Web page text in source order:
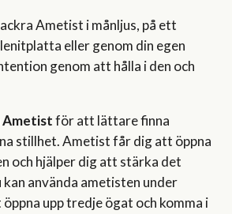
Ametist i månljus, på ett
eller genom din egen
genom att hålla i den och
Ametistför att lättare finna
stillhet. Ametist får dig att öppna
och hjälper dig att stärka det
kan använda ametisten under
upp tredje ögat och komma i